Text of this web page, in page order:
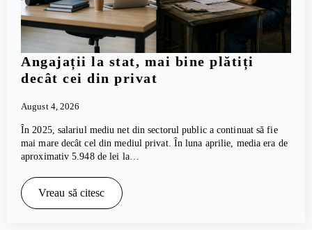
Angajații la stat, mai bine plătiți
decât cei din privat
August 4, 2026
În 2025, salariul mediu net din sectorul public a continuat să fie
mai mare decât cel din mediul privat. În luna aprilie, media era de
aproximativ 5.948 de lei la…
Vreau să citesc